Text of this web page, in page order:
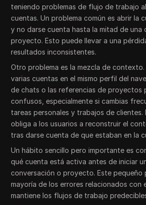
teniendo problemas de flujo de trabajo
cuentas. Un problema común es abrir la
y no darse cuenta hasta la mitad de una
proyecto. Esto puede llevar a una
resultados inconsistentes.
Otro problema es la mezcla de contexto.
varias cuentas en el mismo perfil del
de chats o las referencias de proyectos
confusos, especialmente si cambias
tareas personales y trabajos de clientes.
obliga a los usuarios a reconstruir el
tras darse cuenta de que estaban en la
Un hábito sencillo pero importante es
qué cuenta está activa antes de iniciar
conversación o proyecto. Este pequeño
mayoría de los errores relacionados con
mantiene los flujos de trabajo